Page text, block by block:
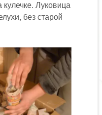
Луковица
без старой